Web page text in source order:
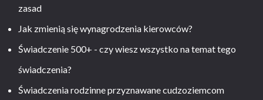
zasad
Jak zmienią się wynagrodzenia kierowców?
Świadczenie 500+ - czy wiesz wszystko na temat tego
świadczenia?
Świadczenia rodzinne przyznawane cudzoziemcom